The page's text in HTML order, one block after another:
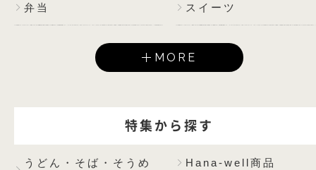
弁当 スイーツ
MORE
特集から探す
うどん・そば・そうめ
Hana-well商品